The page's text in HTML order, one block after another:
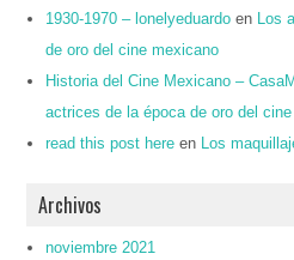
1930-1970 – lonelyeduardo en
Los
de oro del cine mexicano
Historia del Cine Mexicano –
actrices de la época de oro del
read this post here en Los
Archivos
noviembre 2021